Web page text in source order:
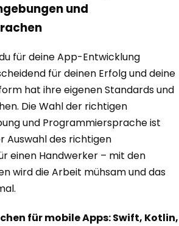
und
für deine App-Entwicklung
für deinen Erfolg und deine
hat ihre eigenen Standards und
Die Wahl der richtigen
und Programmiersprache ist
Auswahl des richtigen
einen Handwerker – mit den
wird die Arbeit mühsam und das
für mobile Apps: Swift, Kotlin,